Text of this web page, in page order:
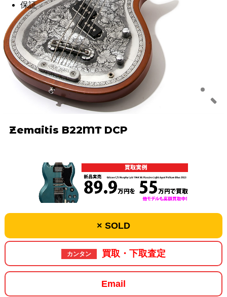
保証
Zemaitis B22MT DCP
× SOLD
カンタン 買取・下取査定
Email